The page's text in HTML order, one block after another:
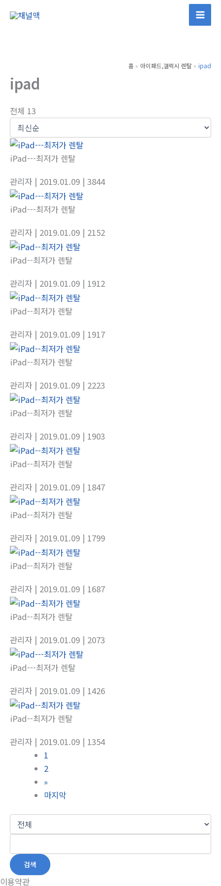
홈 아이패드,갤럭시 렌탈 ipad
ipad
전체 13
iPad---최저가 렌탈
관리자 | 2019.01.09 | 3844
iPad---최저가 렌탈
관리자 | 2019.01.09 | 2152
iPad--최저가 렌탈
관리자 | 2019.01.09 | 1912
iPad--최저가 렌탈
관리자 | 2019.01.09 | 1917
iPad--최저가 렌탈
관리자 | 2019.01.09 | 2223
iPad--최저가 렌탈
관리자 | 2019.01.09 | 1903
iPad--최저가 렌탈
관리자 | 2019.01.09 | 1847
iPad--최저가 렌탈
관리자 | 2019.01.09 | 1799
iPad--최저가 렌탈
관리자 | 2019.01.09 | 1687
iPad--최저가 렌탈
관리자 | 2019.01.09 | 2073
iPad---최저가 렌탈
관리자 | 2019.01.09 | 1426
iPad--최저가 렌탈
관리자 | 2019.01.09 | 1354
1
2
»
마지막
검색
이용약관